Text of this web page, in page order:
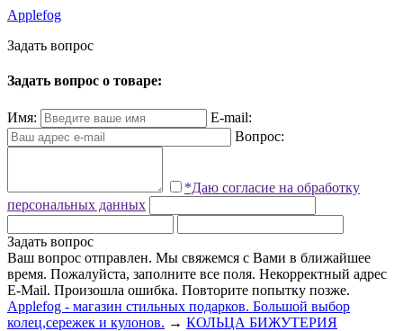
Applefog
Задать вопрос
Задать вопрос о товаре:
Имя:
E-mail:
Вопрос:
*Даю согласие на обработку
персональных данных
Задать вопрос
Ваш вопрос отправлен. Мы свяжемся с Вами в ближайшее
время. Пожалуйста, заполните все поля. Некорректный адрес
E-Mail. Произошла ошибка. Повторите попытку позже.
Applefog - магазин стильных подарков. Большой выбор
колец,сережек и кулонов. → КОЛЬЦА БИЖУТЕРИЯ